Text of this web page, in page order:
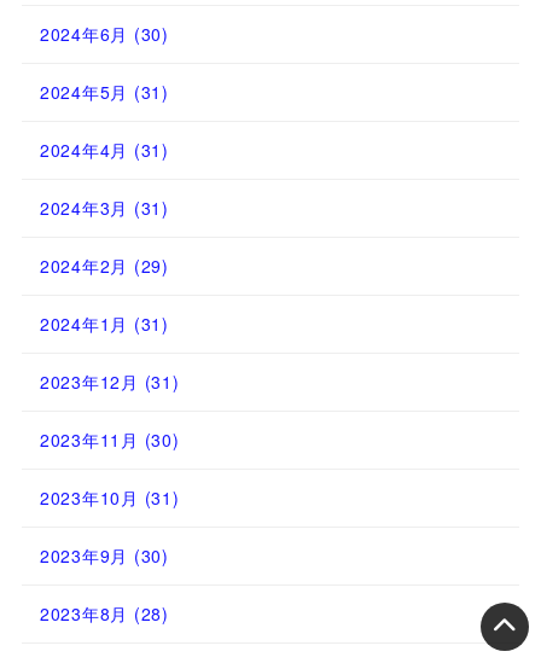
2024年6月 (30)
2024年5月 (31)
2024年4月 (31)
2024年3月 (31)
2024年2月 (29)
2024年1月 (31)
2023年12月 (31)
2023年11月 (30)
2023年10月 (31)
2023年9月 (30)
2023年8月 (28)